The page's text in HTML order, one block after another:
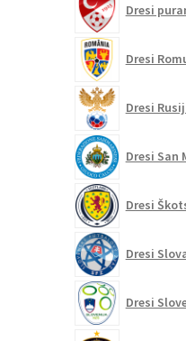
Dresi
Dresi
Dresi
Dresi San
Dresi
Dresi
Dresi